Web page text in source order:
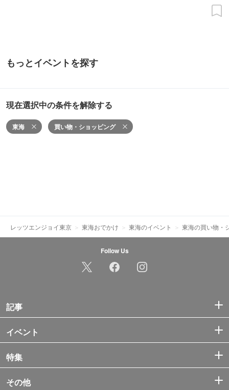
もっとイベントを探す
現在選択中の条件を解除する
東海 買い物・ショッピング
レッツエンジョイ東京 東海おでかけ 東海のイベント 東海の買い物・
Follow Us
記事
イベント
特集
その他